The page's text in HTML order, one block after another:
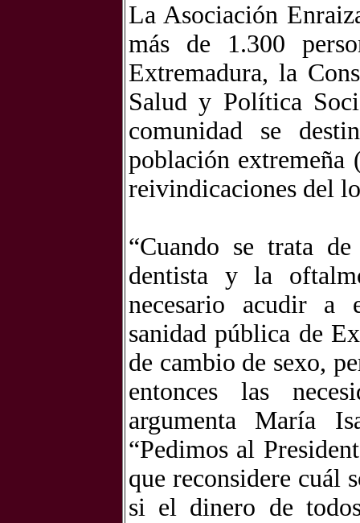
La Asociación
más de 1.300
Extremadura, la
Salud y Política
comunidad se
población
reivindicaciones del
“Cuando se trata
dentista y la
necesario acudir a
sanidad pública de
de cambio de sexo,
entonces las
argumenta María
“Pedimos al
que reconsidere cuál
si el dinero de